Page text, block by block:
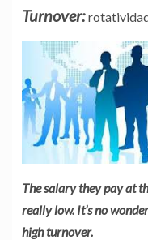
Turnover:
The salary they pay at
really low. It’s no
high turnover.